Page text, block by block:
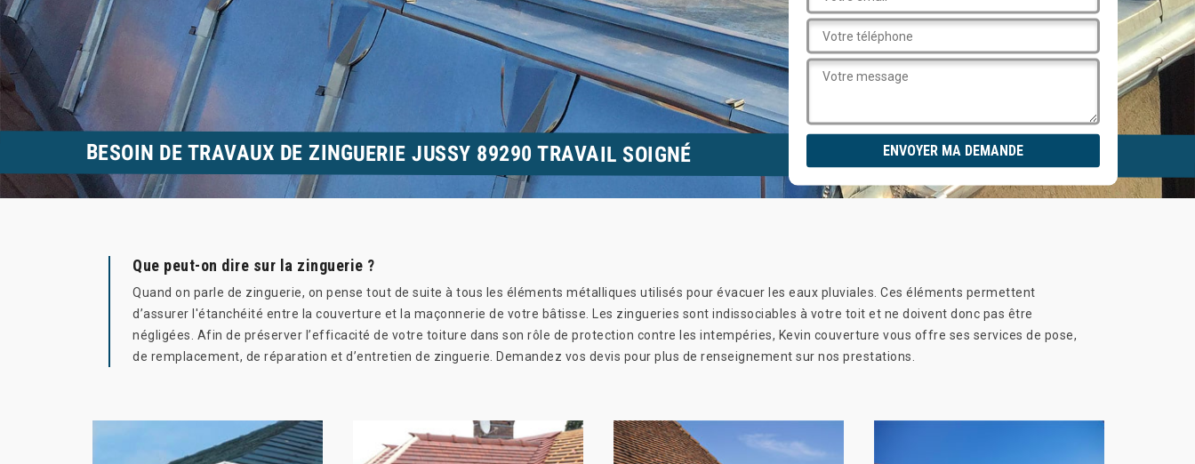
BESOIN DE TRAVAUX DE ZINGUERIE JUSSY 89290 TRAVAIL SOIGNÉ
Que peut-on dire sur la zinguerie ?
Quand on parle de zinguerie, on pense tout de suite à tous les éléments métalliques utilisés pour évacuer les eaux pluviales. Ces éléments permettent
d’assurer l'étanchéité entre la couverture et la maçonnerie de votre bâtisse. Les zingueries sont indissociables à votre toit et ne doivent donc pas être
négligées. Afin de préserver l’efficacité de votre toiture dans son rôle de protection contre les intempéries, Kevin couverture vous offre ses services de pose,
de remplacement, de réparation et d’entretien de zinguerie. Demandez vos devis pour plus de renseignement sur nos prestations.